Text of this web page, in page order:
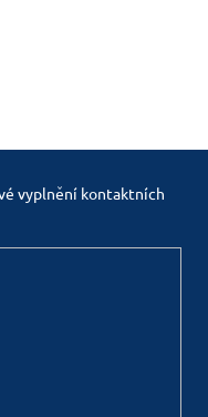
vyplnění kontaktních